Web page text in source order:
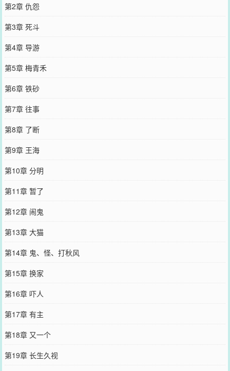
第2章 仇怨
第3章 死斗
第4章 导游
第5章 梅青禾
第6章 铁砂
第7章 往事
第8章 了断
第9章 王海
第10章 分明
第11章 暂了
第12章 闹鬼
第13章 大猫
第14章 鬼、怪、打秋风
第15章 换家
第16章 吓人
第17章 有主
第18章 又一个
第19章 长生久视